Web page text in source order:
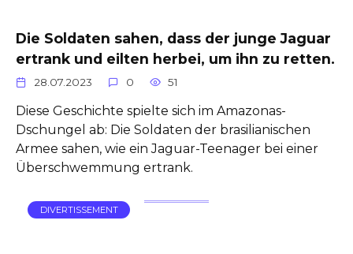
Die Soldaten sahen, dass der junge Jaguar
ertrank und eilten herbei, um ihn zu retten.
28.07.2023 0 51
Diese Geschichte spielte sich im Amazonas-
Dschungel ab: Die Soldaten der brasilianischen
Armee sahen, wie ein Jaguar-Teenager bei einer
Überschwemmung ertrank.
DIVERTISSEMENT